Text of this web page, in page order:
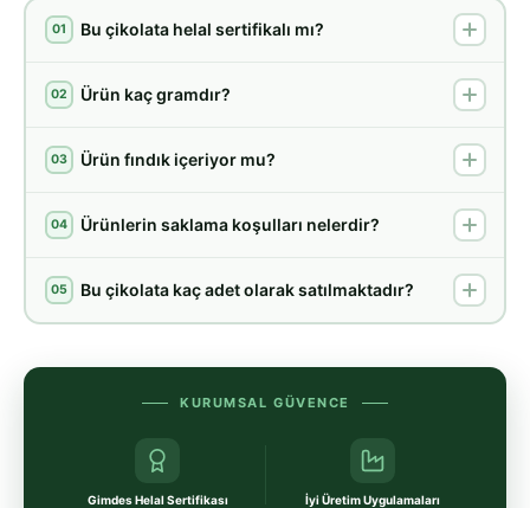
01 Bu çikolata helal sertifikalı mı?
02 Ürün kaç gramdır?
03 Ürün fındık içeriyor mu?
04 Ürünlerin saklama koşulları nelerdir?
05 Bu çikolata kaç adet olarak satılmaktadır?
KURUMSAL GÜVENCE
Gimdes Helal Sertifikası İyi Üretim Uygulamaları